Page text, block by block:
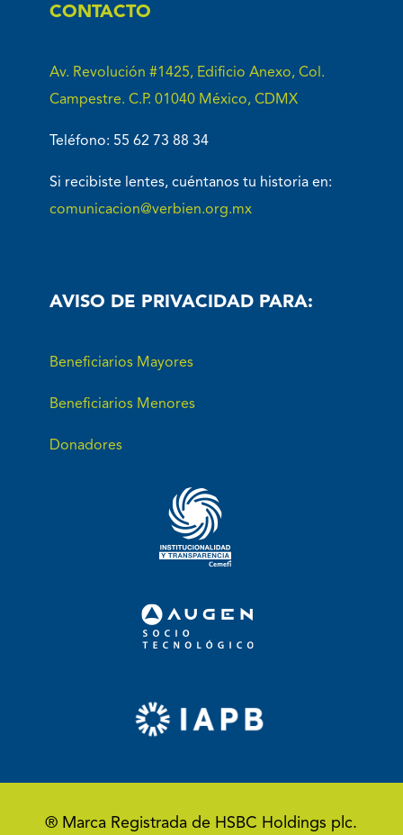
CONTACTO
Av. Revolución #1425, Edificio Anexo, Col.
Campestre. C.P. 01040 México, CDMX
Teléfono: 55 62 73 88 34
Si recibiste lentes, cuéntanos tu historia en:
comunicacion@verbien.org.mx
AVISO DE PRIVACIDAD PARA:
Beneficiarios Mayores
Beneficiarios Menores
Donadores
® Marca Registrada de HSBC Holdings plc.